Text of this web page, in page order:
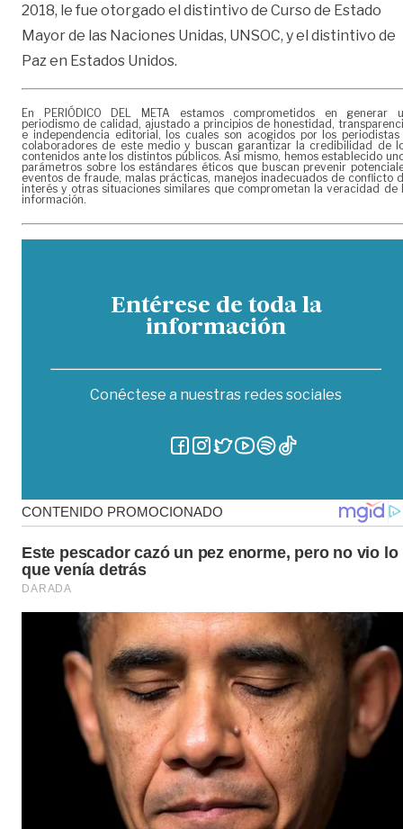
2018, le fue otorgado el distintivo de Curso de Estado
Mayor de las Naciones Unidas, UNSOC, y el distintivo de
Paz en Estados Unidos.
En PERIÓDICO DEL META estamos comprometidos en generar
periodismo de calidad, ajustado a principios de honestidad,
e independencia editorial, los cuales son acogidos por los periodistas
colaboradores de este medio y buscan garantizar la credibilidad de
contenidos ante los distintos públicos. Así mismo, hemos establecido
parámetros sobre los estándares éticos que buscan prevenir
eventos de fraude, malas prácticas, manejos inadecuados de conflicto
interés y otras situaciones similares que comprometan la veracidad de
información.
Entérese de toda la
información
Conéctese a nuestras redes sociales